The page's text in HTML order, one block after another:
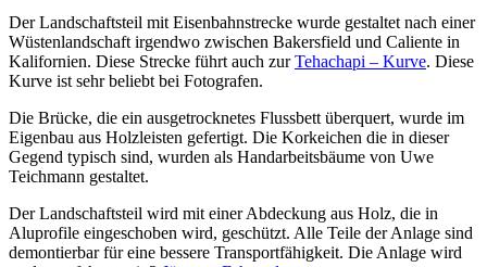
Der Landschaftsteil mit Eisenbahnstrecke wurde gestaltet nach einer
Wüstenlandschaft irgendwo zwischen Bakersfield und Caliente in
Kalifornien. Diese Strecke führt auch zurTehachapi – Kurve. Diese
Kurve ist sehr beliebt bei Fotografen.
Die Brücke, die ein ausgetrocknetes Flussbett überquert, wurde im
Eigenbau aus Holzleisten gefertigt. Die Korkeichen die in dieser
Gegend typisch sind, wurden als Handarbeitsbäume von Uwe
Teichmann gestaltet.
Der Landschaftsteil wird mit einer Abdeckung aus Holz, die in
Aluprofile eingeschoben wird, geschützt. Alle Teile der Anlage sind
demontierbar für eine bessere Transportfähigkeit. Die Anlage wird